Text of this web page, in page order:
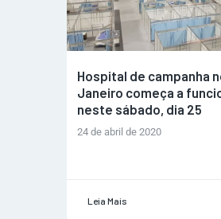
Hospital de campanha
Janeiro começa a
neste sábado, dia 25
24 de abril de 2020
Leia Mais